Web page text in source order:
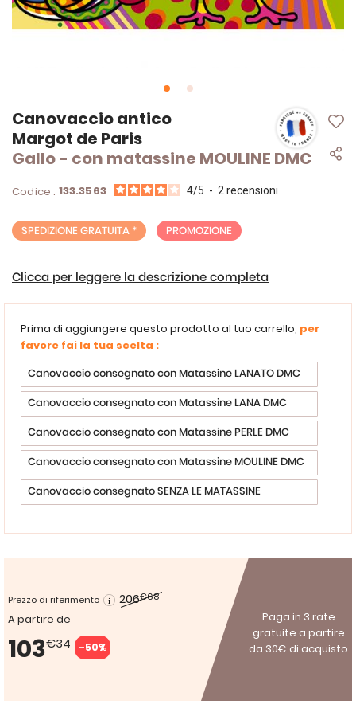
Canovaccio antico
Margot de Paris
Gallo - con matassine MOULINE DMC
Codice : 133.3563 4/5 - 2 recensioni
SPEDIZIONE GRATUITA * PROMOZIONE
Clicca per leggere la descrizione completa
Prima di aggiungere questo prodotto al tuo carrello, per
favore fai la tua scelta :
Canovaccio consegnato con Matassine LANATO DMC
Canovaccio consegnato con Matassine LANA DMC
Canovaccio consegnato con Matassine PERLE DMC
Canovaccio consegnato con Matassine MOULINE DMC
Canovaccio consegnato SENZA LE MATASSINE
Prezzo di riferimento 206€68
A partire de
103€34 -50%
Paga in 3 rate
gratuite a partire
da 30€ di acquisto
Vai
all'inizio
della
galleria
immagini